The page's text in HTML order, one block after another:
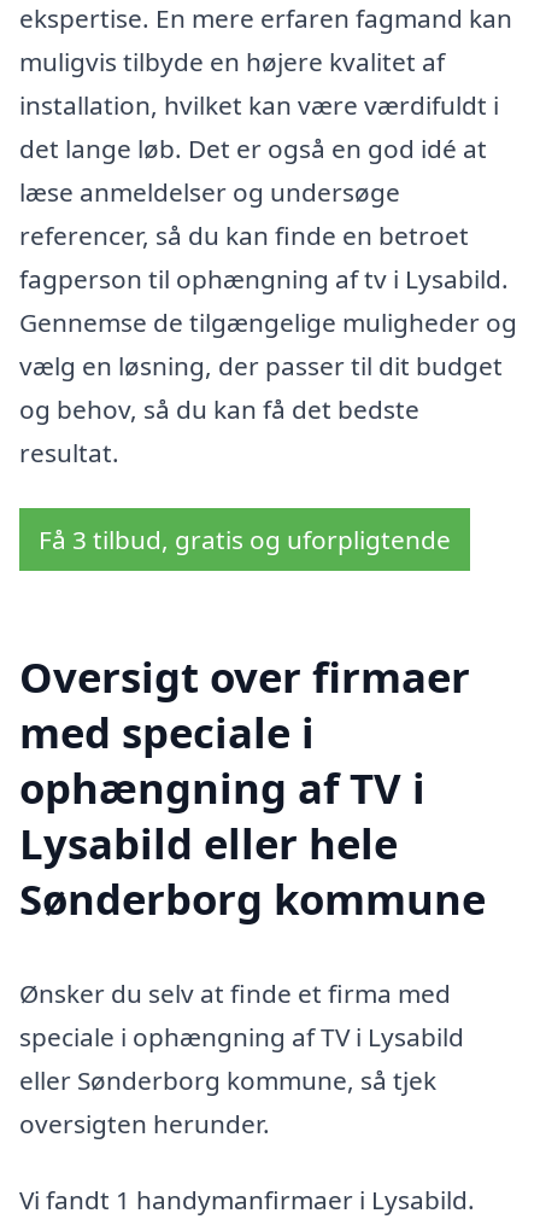
ekspertise. En mere erfaren fagmand kan
muligvis tilbyde en højere kvalitet af
installation, hvilket kan være værdifuldt i
det lange løb. Det er også en god idé at
læse anmeldelser og undersøge
referencer, så du kan finde en betroet
fagperson til ophængning af tv i Lysabild.
Gennemse de tilgængelige muligheder og
vælg en løsning, der passer til dit budget
og behov, så du kan få det bedste
resultat.
Få 3 tilbud, gratis og uforpligtende
Oversigt over firmaer
med speciale i
ophængning af TV i
Lysabild eller hele
Sønderborg kommune
Ønsker du selv at finde et firma med
speciale i ophængning af TV i Lysabild
eller Sønderborg kommune, så tjek
oversigten herunder.
Vi fandt 1 handymanfirmaer i Lysabild.